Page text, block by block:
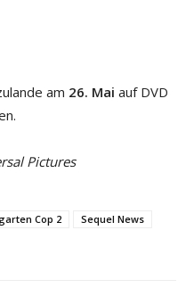
am 26. Mai auf DVD
Pictures
Cop 2
Sequel News